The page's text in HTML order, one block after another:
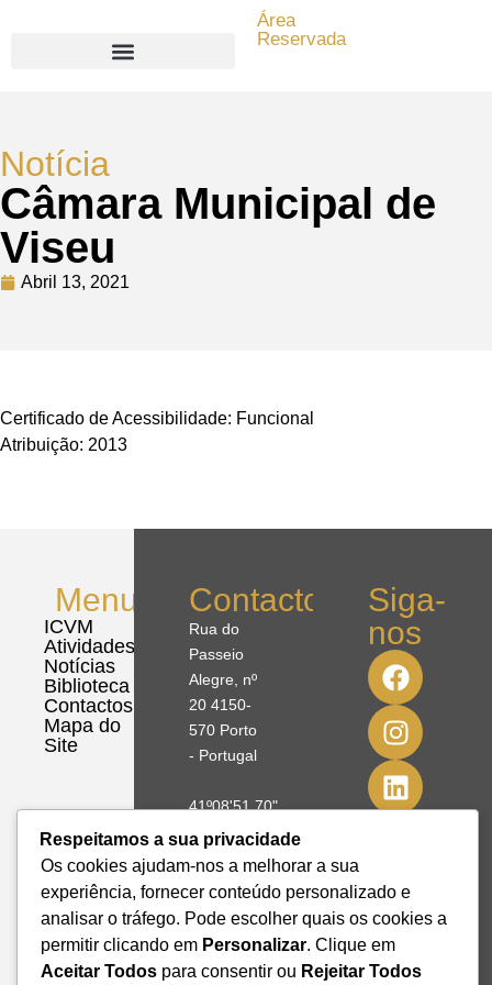
Área
Reservada
Notícia
Câmara Municipal de
Viseu
Abril 13, 2021
Certificado de Acessibilidade: Funcional
Atribuição: 2013
Menu
ICVM
Atividades
Notícias
Biblioteca
Contactos
Mapa do
Site
Contactos
Rua do
Passeio
Alegre, nº
20 4150-
570 Porto
- Portugal
41º08'51,70"
N
8º39'41,76"
Siga-
nos
Respeitamos a sua privacidade
Os cookies ajudam-nos a melhorar a sua
experiência, fornecer conteúdo personalizado e
analisar o tráfego. Pode escolher quais os cookies a
permitir clicando em Personalizar. Clique em
Aceitar Todos para consentir ou Rejeitar Todos